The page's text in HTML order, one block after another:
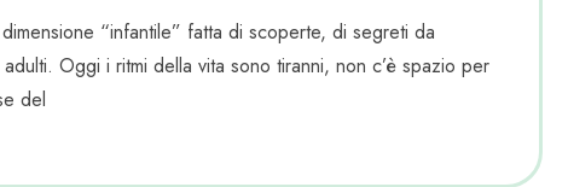
“infantile” fatta di scoperte, di segreti da
Oggi i ritmi della vita sono tiranni, non c’è spazio per
del